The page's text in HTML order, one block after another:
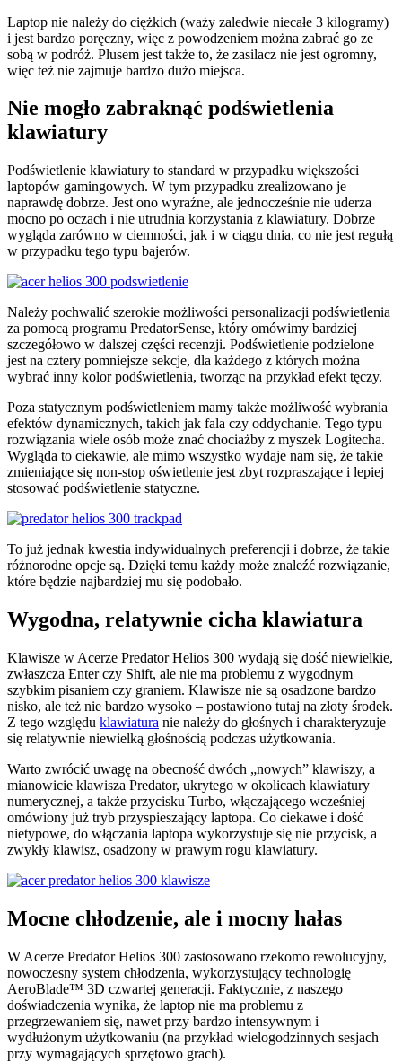
Laptop nie należy do ciężkich (waży zaledwie niecałe 3 kilogramy)
i jest bardzo poręczny, więc z powodzeniem można zabrać go ze
sobą w podróż. Plusem jest także to, że zasilacz nie jest ogromny,
więc też nie zajmuje bardzo dużo miejsca.
Nie mogło zabraknąć podświetlenia
klawiatury
Podświetlenie klawiatury to standard w przypadku większości
laptopów gamingowych. W tym przypadku zrealizowano je
naprawdę dobrze. Jest ono wyraźne, ale jednocześnie nie uderza
mocno po oczach i nie utrudnia korzystania z klawiatury. Dobrze
wygląda zarówno w ciemności, jak i w ciągu dnia, co nie jest regułą
w przypadku tego typu bajerów.
Należy pochwalić szerokie możliwości personalizacji podświetlenia
za pomocą programu PredatorSense, który omówimy bardziej
szczegółowo w dalszej części recenzji. Podświetlenie podzielone
jest na cztery pomniejsze sekcje, dla każdego z których można
wybrać inny kolor podświetlenia, tworząc na przykład efekt tęczy.
Poza statycznym podświetleniem mamy także możliwość wybrania
efektów dynamicznych, takich jak fala czy oddychanie. Tego typu
rozwiązania wiele osób może znać chociażby z myszek Logitecha.
Wygląda to ciekawie, ale mimo wszystko wydaje nam się, że takie
zmieniające się non-stop oświetlenie jest zbyt rozpraszające i lepiej
stosować podświetlenie statyczne.
To już jednak kwestia indywidualnych preferencji i dobrze, że takie
różnorodne opcje są. Dzięki temu każdy może znaleźć rozwiązanie,
które będzie najbardziej mu się podobało.
Wygodna, relatywnie cicha klawiatura
Klawisze w Acerze Predator Helios 300 wydają się dość niewielkie,
zwłaszcza Enter czy Shift, ale nie ma problemu z wygodnym
szybkim pisaniem czy graniem. Klawisze nie są osadzone bardzo
nisko, ale też nie bardzo wysoko – postawiono tutaj na złoty środek.
Z tego względu klawiatura nie należy do głośnych i charakteryzuje
się relatywnie niewielką głośnością podczas użytkowania.
Warto zwrócić uwagę na obecność dwóch „nowych” klawiszy, a
mianowicie klawisza Predator, ukrytego w okolicach klawiatury
numerycznej, a także przycisku Turbo, włączającego wcześniej
omówiony już tryb przyspieszający laptopa. Co ciekawe i dość
nietypowe, do włączania laptopa wykorzystuje się nie przycisk, a
zwykły klawisz, osadzony w prawym rogu klawiatury.
Mocne chłodzenie, ale i mocny hałas
W Acerze Predator Helios 300 zastosowano rzekomo rewolucyjny,
nowoczesny system chłodzenia, wykorzystujący technologię
AeroBlade™ 3D czwartej generacji. Faktycznie, z naszego
doświadczenia wynika, że laptop nie ma problemu z
przegrzewaniem się, nawet przy bardzo intensywnym i
wydłużonym użytkowaniu (na przykład wielogodzinnych sesjach
przy wymagających sprzętowo grach).